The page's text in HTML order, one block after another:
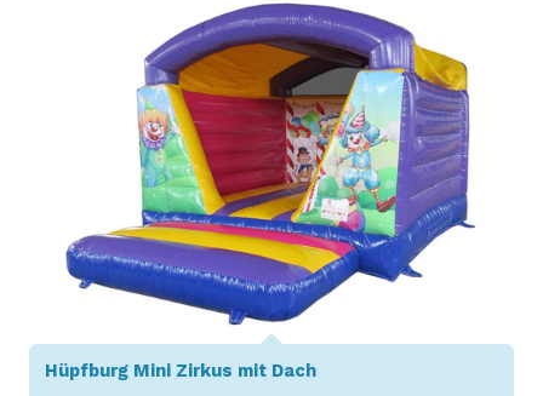
Hüpfburg Mini Zirkus mit Dach